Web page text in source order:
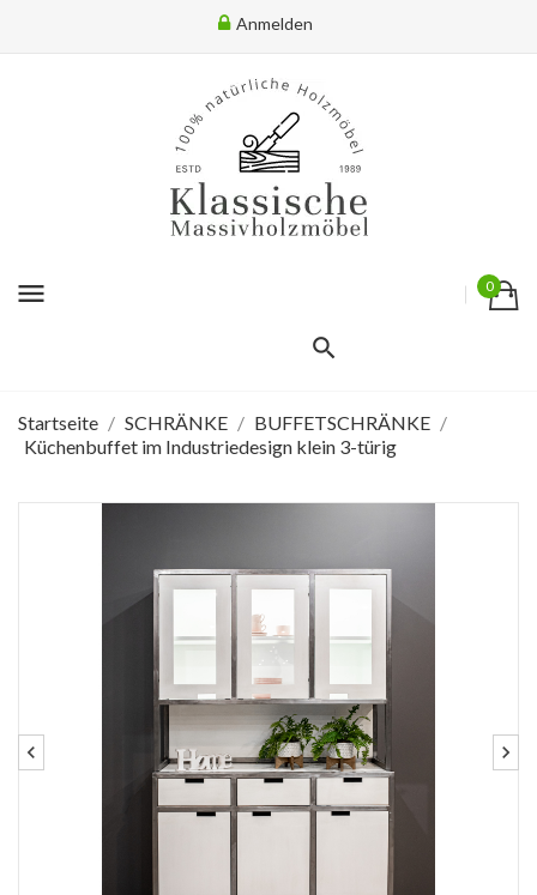
Anmelden
menu 0
Startseite SCHRÄNKE
BUFFETSCHRÄNKE
Küchenbuffet im Industriedesign klein 3-türig